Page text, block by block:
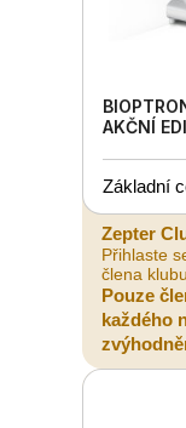
AKČNÍ
Základní
Zepter
Přihlaste
člena klubu.
Pouze
každého